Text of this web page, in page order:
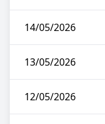
14/05/2026
13/05/2026
12/05/2026